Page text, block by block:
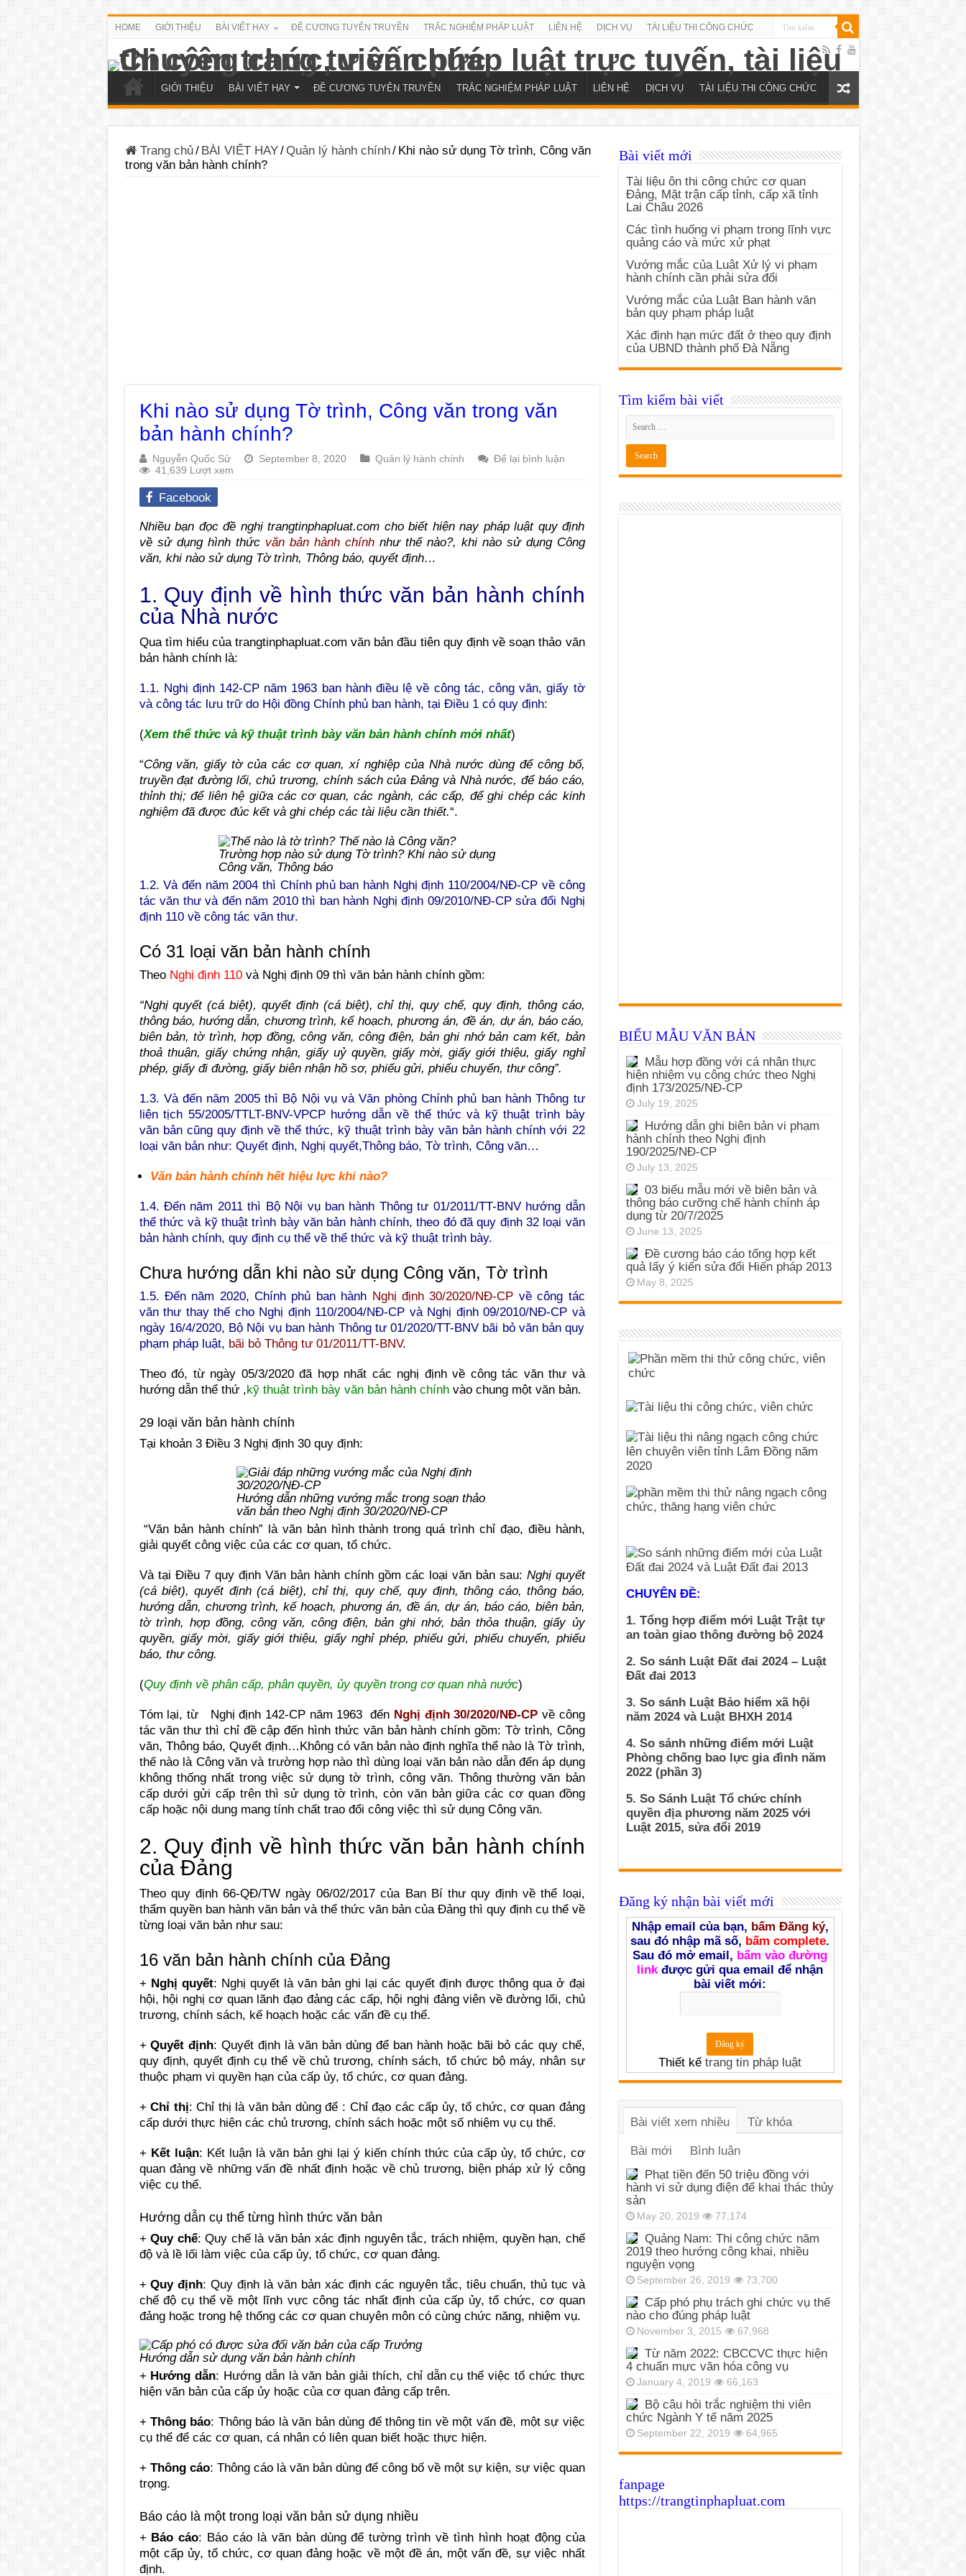
HOME GIỚI THIỆU BÀI VIẾT HAY ĐỀ CƯƠNG TUYÊN TRUYỀN TRẮC NGHIỆM PHÁP LUẬT LIÊN HỆ DỊCH VỤ TÀI LIỆU THI CÔNG CHỨC
GIỚI THIỆU BÀI VIẾT HAY ĐỀ CƯƠNG TUYÊN TRUYỀN TRẮC NGHIỆM PHÁP LUẬT LIÊN HỆ DỊCH VỤ TÀI LIỆU THI CÔNG CHỨC
Trang chủ/ BÀI VIẾT HAY/Quản lý hành chính/ Khi nào sử dụng Tờ trình, Công văn
trong văn bản hành chính?
Khi nào sử dụng Tờ trình, Công văn trong văn
bản hành chính?
Nguyễn Quốc Sử September 8, 2020 Quản lý hành chính
Để lại bình luận
41,639 Lượt xem
Facebook
Nhiều bạn đọc đề nghị trangtinphapluat.com cho biết hiện nay pháp luật quy định
về sử dụng hình thức văn bản hành chínhnhư thế nào?, khi nào sử dụng Công
văn, khi nào sử dụng Tờ trình, Thông báo, quyết định…
1. Quy định về hình thức văn bản hành chính
của Nhà nước
Qua tìm hiểu của trangtinphapluat.com văn bản đầu tiên quy định về soạn thảo văn
bản hành chính là:
1.1. Nghị định 142-CP năm 1963 ban hành điều lệ về công tác, công văn, giấy tờ
và công tác lưu trữ do Hội đồng Chính phủ ban hành, tại Điều 1 có quy định:
(Xem thể thức và kỹ thuật trình bày văn bản hành chính mới nhất)
“Công văn, giấy tờ của các cơ quan, xí nghiệp của Nhà nước dùng để công bố,
truyền đạt đường lối, chủ trương, chính sách của Đảng và Nhà nước, để báo cáo,
thỉnh thị; để liên hệ giữa các cơ quan, các ngành, các cấp, để ghi chép các kinh
nghiệm đã được đúc kết và ghi chép các tài liệu cần thiết.“.
Trường hợp nào sử dụng Tờ trình? Khi nào sử dụng
Công văn, Thông báo
1.2. Và đến năm 2004 thì Chính phủ ban hành Nghị định 110/2004/NĐ-CP về công
tác văn thư và đến năm 2010 thì ban hành Nghị định 09/2010/NĐ-CP sửa đổi Nghị
định 110 về công tác văn thư.
Có 31 loại văn bản hành chính
Theo Nghị định 110và Nghị định 09 thì văn bản hành chính gồm:
“Nghị quyết (cá biệt), quyết định (cá biệt), chỉ thị, quy chế, quy định, thông cáo,
thông báo, hướng dẫn, chương trình, kế hoạch, phương án, đề án, dự án, báo cáo,
biên bản, tờ trình, hợp đồng, công văn, công điện, bản ghi nhớ bản cam kết, bản
thoả thuận, giấy chứng nhận, giấy uỷ quyền, giấy mời, giấy giới thiệu, giấy nghỉ
phép, giấy đi đường, giấy biên nhận hồ sơ, phiếu gửi, phiếu chuyển, thư công”.
1.3. Và đến năm 2005 thì Bộ Nội vụ và Văn phòng Chính phủ ban hành Thông tư
liên tịch 55/2005/TTLT-BNV-VPCP hướng dẫn về thể thức và kỹ thuật trình bày
văn bản cũng quy định về thể thức, kỹ thuật trình bày văn bản hành chính với 22
loại văn bản như: Quyết định, Nghị quyết,Thông báo, Tờ trình, Công văn…
Văn bản hành chính hết hiệu lực khi nào?
1.4. Đến năm 2011 thì Bộ Nội vụ ban hành Thông tư 01/2011/TT-BNV hướng dẫn
thể thức và kỹ thuật trình bày văn bản hành chính, theo đó đã quy định 32 loại văn
bản hành chính, quy định cụ thể về thể thức và kỹ thuật trình bày.
Chưa hướng dẫn khi nào sử dụng Công văn, Tờ trình
1.5. Đến năm 2020, Chính phủ ban hành Nghị định 30/2020/NĐ-CP về công tác
văn thư thay thế cho Nghị định 110/2004/NĐ-CP và Nghị định 09/2010/NĐ-CP và
ngày 16/4/2020, Bộ Nội vụ ban hành Thông tư 01/2020/TT-BNV bãi bỏ văn bản quy
phạm pháp luật, bãi bỏ Thông tư 01/2011/TT-BNV.
Theo đó, từ ngày 05/3/2020 đã hợp nhất các nghị định về công tác văn thư và
hướng dẫn thể thứ ,kỹ thuật trình bày văn bản hành chínhvào chung một văn bản.
29 loại văn bản hành chính
Tại khoản 3 Điều 3 Nghị định 30 quy định:
Hướng dẫn những vướng mắc trong soạn thảo
văn bản theo Nghị định 30/2020/NĐ-CP
“Văn bản hành chính” là văn bản hình thành trong quá trình chỉ đạo, điều hành,
giải quyết công việc của các cơ quan, tổ chức.
Và tại Điều 7 quy định Văn bản hành chính gồm các loại văn bản sau: Nghị quyết
(cá biệt), quyết định (cá biệt), chỉ thị, quy chế, quy định, thông cáo, thông báo,
hướng dẫn, chương trình, kế hoạch, phương án, đề án, dự án, báo cáo, biên bản,
tờ trình, hợp đồng, công văn, công điện, bản ghi nhớ, bản thỏa thuận, giấy ủy
quyền, giấy mời, giấy giới thiệu, giấy nghỉ phép, phiếu gửi, phiếu chuyển, phiếu
báo, thư công.
(Quy định về phân cấp, phân quyền, ủy quyền trong cơ quan nhà nước)
Tóm lại, từ Nghị định 142-CP năm 1963 đến Nghị định 30/2020/NĐ-CP về công
tác văn thư thì chỉ đề cập đến hình thức văn bản hành chính gồm: Tờ trình, Công
văn, Thông báo, Quyết định…Không có văn bản nào định nghĩa thể nào là Tờ trình,
thế nào là Công văn và trường hợp nào thì dùng loại văn bản nào dẫn đến áp dụng
không thống nhất trong việc sử dụng tờ trình, công văn. Thông thường văn bản
cấp dưới gửi cấp trên thì sử dụng tờ trình, còn văn bản giữa các cơ quan đồng
cấp hoặc nội dung mang tính chất trao đổi công việc thì sử dụng Công văn.
2. Quy định về hình thức văn bản hành chính
của Đảng
Theo quy định 66-QĐ/TW ngày 06/02/2017 của Ban Bí thư quy định về thể loại,
thẩm quyền ban hành văn bản và thể thức văn bản của Đảng thì quy định cụ thể về
từng loại văn bản như sau:
16 văn bản hành chính của Đảng
+ Nghị quyết: Nghị quyết là văn bản ghi lại các quyết định được thông qua ở đại
hội, hội nghị cơ quan lãnh đạo đảng các cấp, hội nghị đảng viên về đường lối, chủ
trương, chính sách, kế hoạch hoặc các vấn đề cụ thể.
+Quyết định:Quyết định là văn bản dùng để ban hành hoặc bãi bỏ các quy chế,
quy định, quyết định cụ thể về chủ trương, chính sách, tổ chức bộ máy, nhân sự
thuộc phạm vi quyền hạn của cấp ủy, tổ chức, cơ quan đảng.
+Chỉ thị:Chỉ thị là văn bản dùng để : Chỉ đạo các cấp ủy, tổ chức, cơ quan đảng
cấp dưới thực hiện các chủ trương, chính sách hoặc một số nhiệm vụ cụ thể.
+ Kết luận: Kết luận là văn bản ghi lại ý kiến chính thức của cấp ủy, tổ chức, cơ
quan đảng về những vấn đề nhất định hoặc về chủ trương, biện pháp xử lý công
việc cụ thể.
Hướng dẫn cụ thể từng hình thức văn bản
+ Quy chế: Quy chế là văn bản xác định nguyên tắc, trách nhiệm, quyền hạn, chế
độ và lề lối làm việc của cấp ủy, tổ chức, cơ quan đảng.
+Quy định:Quy định là văn bản xác định các nguyên tắc, tiêu chuẩn, thủ tục và
chế độ cụ thể về một lĩnh vực công tác nhất định của cấp ủy, tổ chức, cơ quan
đảng hoặc trong hệ thống các cơ quan chuyên môn có cùng chức năng, nhiệm vụ.
Hướng dẫn sử dụng văn bản hành chính
+ Hướng dẫn: Hướng dẫn là văn bản giải thích, chỉ dẫn cụ thể việc tổ chức thực
hiện văn bản của cấp ủy hoặc của cơ quan đảng cấp trên.
+ Thông báo: Thông báo là văn bản dùng để thông tin về một vấn đề, một sự việc
cụ thể để các cơ quan, cá nhân có liên quan biết hoặc thực hiện.
+ Thông cáo: Thông cáo là văn bản dùng để công bố về một sự kiện, sự việc quan
trọng.
Báo cáo là một trong loại văn bản sử dụng nhiều
+ Báo cáo: Báo cáo là văn bản dùng để tường trình về tình hình hoạt động của
một cấp ủy, tổ chức, cơ quan đảng hoặc về một đề án, một vấn đề, sự việc nhất
định.
Bài viết mới
Tài liệu ôn thi công chức cơ quan
Đảng, Mặt trận cấp tỉnh, cấp xã tỉnh
Lai Châu 2026
Các tình huống vi phạm trong lĩnh vực
quảng cáo và mức xử phạt
Vướng mắc của Luật Xử lý vi phạm
hành chính cần phải sửa đổi
Vướng mắc của Luật Ban hành văn
bản quy phạm pháp luật
Xác định hạn mức đất ở theo quy định
của UBND thành phố Đà Nẵng
Tìm kiếm bài viết
BIỂU MẪU VĂN BẢN
Mẫu hợp đồng với cá nhân thực
hiện nhiệm vụ công chức theo Nghị
định 173/2025/NĐ-CP
July 19, 2025
Hướng dẫn ghi biên bản vi phạm
hành chính theo Nghị định
190/2025/NĐ-CP
July 13, 2025
03 biểu mẫu mới về biên bản và
thông báo cưỡng chế hành chính áp
dụng từ 20/7/2025
June 13, 2025
Đề cương báo cáo tổng hợp kết
quả lấy ý kiến sửa đổi Hiến pháp 2013
May 8, 2025
CHUYÊN ĐỀ:
1. Tổng hợp điểm mới Luật Trật tự
an toàn giao thông đường bộ 2024
2. So sánh Luật Đất đai 2024 – Luật
Đất đai 2013
3. So sánh Luật Bảo hiểm xã hội
năm 2024 và Luật BHXH 2014
4. So sánh những điểm mới Luật
Phòng chống bao lực gia đình năm
2022 (phần 3)
5. So Sánh Luật Tổ chức chính
quyền địa phương năm 2025 với
Luật 2015, sửa đổi 2019
Đăng ký nhận bài viết mới
Nhập email của bạn, bấm Đăng ký,
sau đó nhập mã số, bấm complete.
Sau đó mở email, bấm vào đường
linkđược gửi qua email để nhận
bài viết mới:
Thiết kế trang tin pháp luật
Bài viết xem nhiều Từ khóa
Bài mới
Bình luận
Phạt tiền đến 50 triệu đồng với
hành vi sử dụng điện để khai thác thủy
sản
May 20, 2019 77,174
Quảng Nam: Thi công chức năm
2019 theo hướng công khai, nhiều
nguyện vọng
September 26, 2019 73,700
Cấp phó phụ trách ghi chức vụ thế
nào cho đúng pháp luật
November 3, 2015 67,968
Từ năm 2022: CBCCVC thực hiện
4 chuẩn mực văn hóa công vụ
January 4, 2019 66,163
Bộ câu hỏi trắc nghiệm thi viên
chức Ngành Y tế năm 2025
September 22, 2019 64,965
fanpage
https://trangtinphapluat.com